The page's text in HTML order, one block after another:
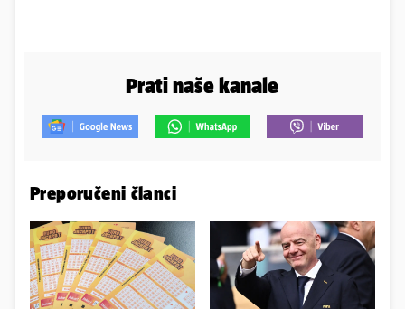
Prati naše kanale
Preporučeni članci